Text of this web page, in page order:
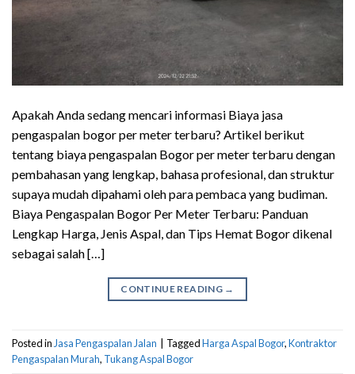
Apakah Anda sedang mencari informasi Biaya jasa
pengaspalan bogor per meter terbaru? Artikel berikut
tentang biaya pengaspalan Bogor per meter terbaru dengan
pembahasan yang lengkap, bahasa profesional, dan struktur
supaya mudah dipahami oleh para pembaca yang budiman.
Biaya Pengaspalan Bogor Per Meter Terbaru: Panduan
Lengkap Harga, Jenis Aspal, dan Tips Hemat Bogor dikenal
sebagai salah […]
CONTINUE READING →
Posted in Jasa Pengaspalan Jalan TaggedHarga Aspal Bogor,Kontraktor
Pengaspalan Murah, Tukang Aspal Bogor